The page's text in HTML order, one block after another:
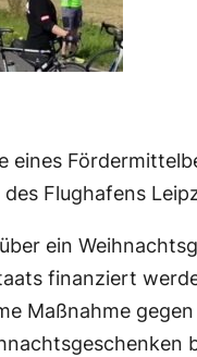
eines
Flughafens
ein
finanziert
Maßnahme